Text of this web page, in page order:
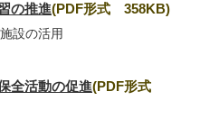
の推進(PDF形式 358KB)
設の活用
全活動の促進(PDF形式